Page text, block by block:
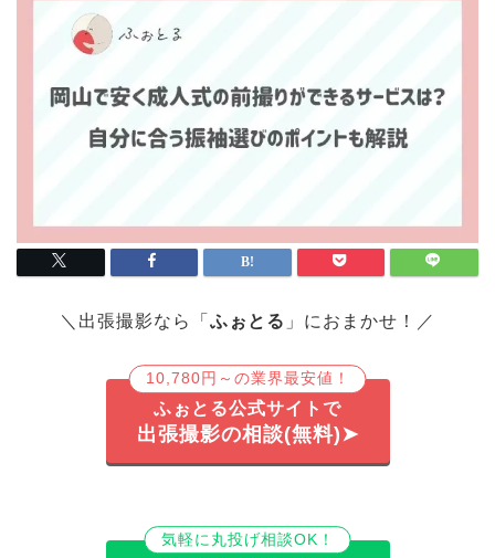
＼出張撮影なら「 ふぉとる 」におまかせ！／
10,780円～の業界最安値！
ふぉとる公式サイトで
出張撮影の相談(無料)➤
気軽に丸投げ相談OK！